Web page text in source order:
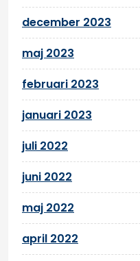
december 2023
maj 2023
februari 2023
januari 2023
juli 2022
juni 2022
maj 2022
april 2022